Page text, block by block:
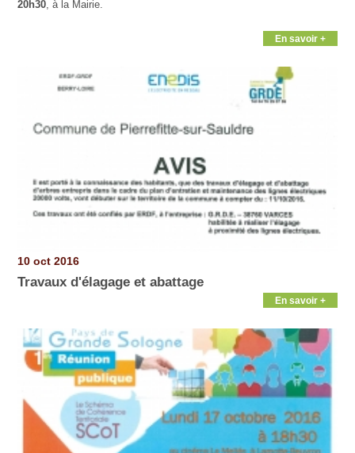
20h30, à la Mairie.
En savoir +
10 oct 2016
Travaux d'élagage et abattage
En savoir +